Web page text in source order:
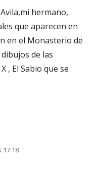
hermano,
que aparecen en
en el Monasterio de
de las
, El Sabio que se
17:18